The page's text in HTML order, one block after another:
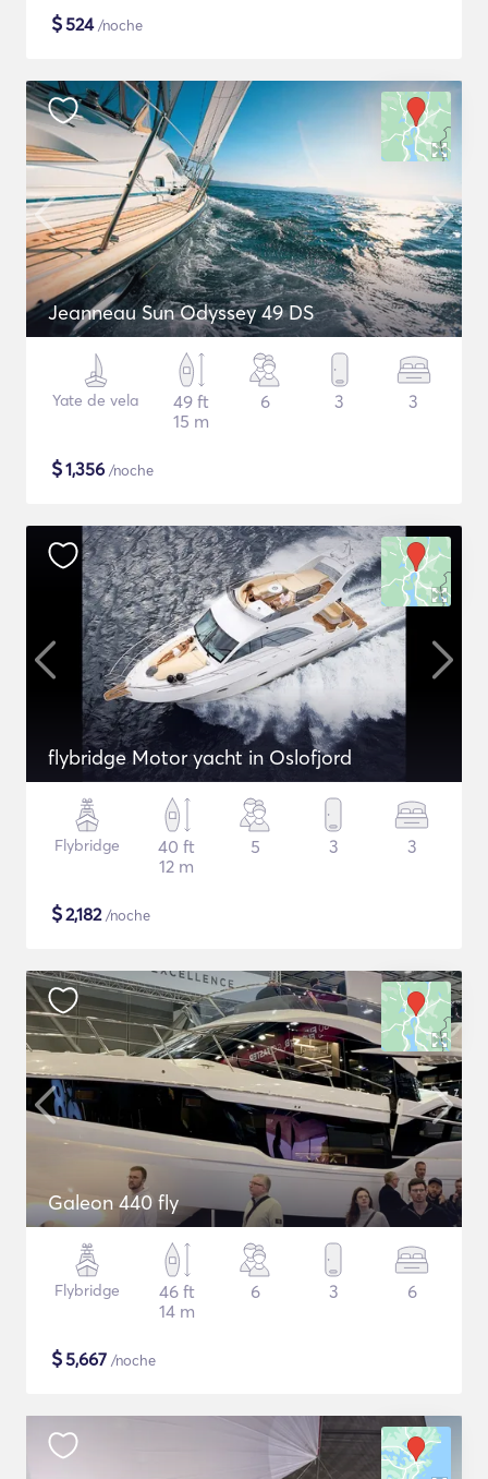
$524/noche
Jeanneau Sun Odyssey 49 DS
Yate de vela
49 ft
15 m
6 3 3
$1,356 /noche
flybridge Motor yacht in Oslofjord
Flybridge
40 ft
12 m
5 3 3
$2,182/noche
Galeon 440 fly
Flybridge
46 ft
14 m
6 3 6
$5,667 /noche